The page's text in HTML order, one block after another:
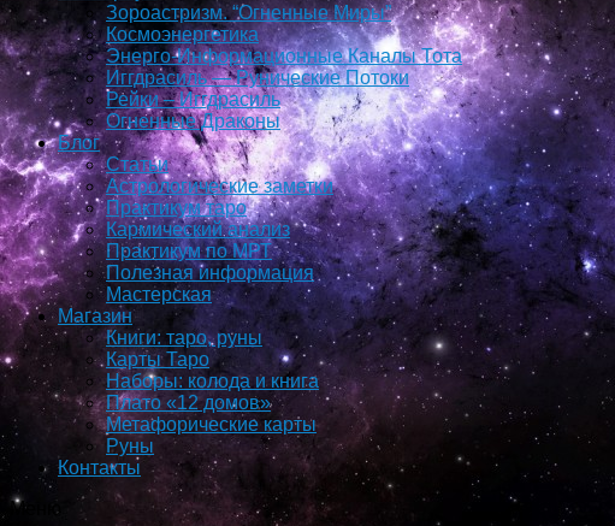
Зороастризм. “Огненные Миры”
Космоэнергетика
Энерго-Информационные Каналы Тота
Иггдрасиль — Рунические Потоки
Рейки – Иггдрасиль
Огненные Драконы
Блог
Статьи
Астрологические заметки
Практикум таро
Кармический анализ
Практикум по МРТ
Полезная информация
Мастерская
Магазин
Книги: таро, руны
Карты Таро
Наборы: колода и книга
Плато «12 домов»
Метафорические карты
Руны
Контакты
Меню